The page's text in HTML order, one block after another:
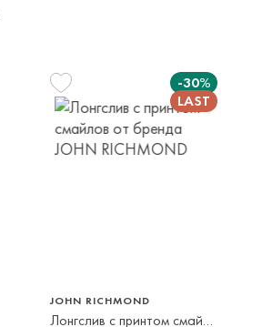
или
-30%
JOHN RICHMOND
Лонгслив с принтом смайлов